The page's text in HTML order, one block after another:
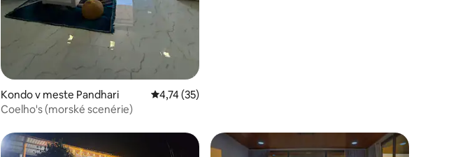
Kondo v meste Pandhari Priemerné ohodnotenie 4,74 z 5, počet hodnotení: 35
4,74 (35)
Coelho's (morské scenérie)